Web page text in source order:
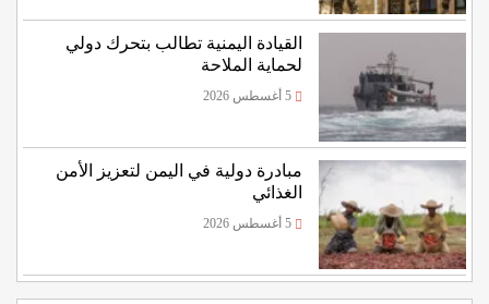
القيادة اليمنية تطالب بتحرك دولي
لحماية الملاحة
5 أغسطس 2026
مبادرة دولية في اليمن لتعزيز الأمن
الغذائي
5 أغسطس 2026